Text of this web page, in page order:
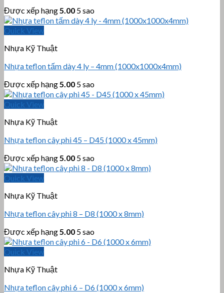
Được xếp hạng 5.00 5 sao
Quick View
Nhựa Kỹ Thuật
Nhựa teflon tấm dày 4 ly – 4mm (1000x1000x4mm)
Được xếp hạng 5.00 5 sao
Quick View
Nhựa Kỹ Thuật
Nhựa teflon cây phi 45 – D45 (1000 x 45mm)
Được xếp hạng 5.00 5 sao
Quick View
Nhựa Kỹ Thuật
Nhựa teflon cây phi 8 – D8 (1000 x 8mm)
Được xếp hạng 5.00 5 sao
Quick View
Nhựa Kỹ Thuật
Nhựa teflon cây phi 6 – D6 (1000 x 6mm)